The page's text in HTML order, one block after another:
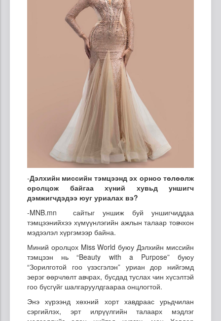
-Дэлхийн миссийн тэмцээнд эх орноо төлөөлж
оролцож байгаа хүний хувьд уншигч
дэмжигчдэдээ юуг уриалах вэ?
-MNB.mn сайтыг уншиж буй уншигчиддаа
тэмцээнийхээ хүмүүнлэгийн ажлын талаар товчхон
мэдээлэл хүргэмээр байна.
Миний оролцох Miss World буюу Дэлхийн миссийн
тэмцээн нь “Beauty with a Purpose” буюу
“Зорилготой гоо үзэсгэлэн” уриан дор нийгэмд
эерэг өөрчлөлт авчрах, бусдад туслах чин хүсэлтэй
гоо бүсгүйг шалгаруулдгаараа онцлогтой.
Энэ хүрээнд хөхний хорт хавдраас урьдчилан
сэргийлэх, эрт илрүүлгийн талаарх мэдлэг